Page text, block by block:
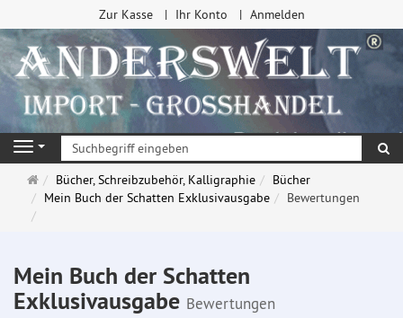
Zur Kasse Ihr Konto Anmelden
Navigation
Startseite
Bücher, Schreibzubehör, Kalligraphie
Bücher
Mein Buch der Schatten Exklusivausgabe
Bewertungen
Mein Buch der Schatten
Exklusivausgabe Bewertungen